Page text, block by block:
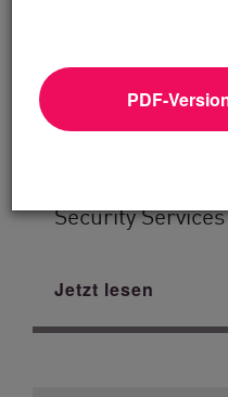
PDF-
Security
Jetzt lesen